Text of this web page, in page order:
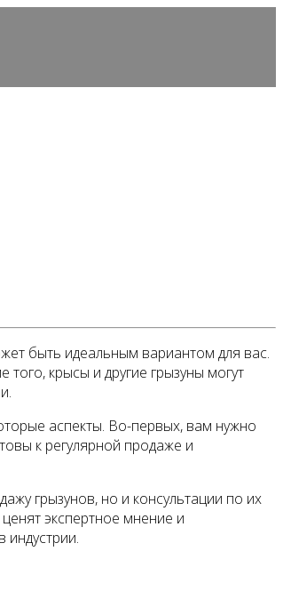
быть идеальным вариантом для вас.
крысы и другие грызуны могут
аспекты. Во-первых, вам нужно
к регулярной продаже и
грызунов, но и консультации по их
экспертное мнение и